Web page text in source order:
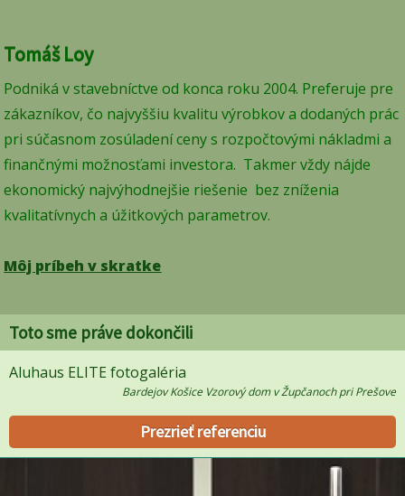
Tomáš Loy
Podniká v stavebníctve od konca roku 2004. Preferuje pre
zákazníkov, čo najvyššiu kvalitu výrobkov a dodaných prác
pri súčasnom zosúladení ceny s rozpočtovými nákladmi a
finančnými možnosťami investora. Takmer vždy nájde
ekonomický najvýhodnejšie riešenie bez zníženia
kvalitatívnych a úžitkových parametrov.
Môj príbeh v skratke
Toto sme práve dokončili
Aluhaus ELITE fotogaléria
Bardejov Košice Vzorový dom v Župčanoch pri Prešove
Prezrieť referenciu